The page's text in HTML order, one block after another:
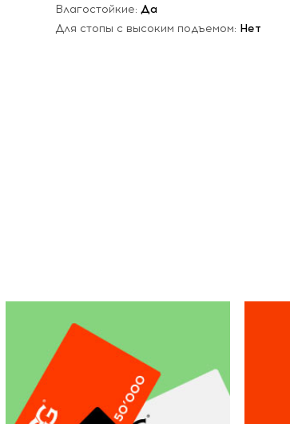
Влагостойкие: Да
Для стопы с высоким подъемом: Нет